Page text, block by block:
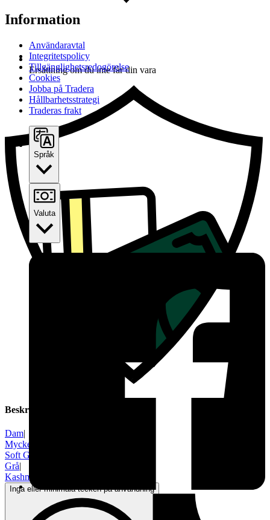
Ersättning om du inte får din vara
Beskrivning
Dam|
Mycket gott skick
Soft Goat
Grå|
Kashmir
Inga eller minimala tecken på användning
Information
Användaravtal
Integritetspolicy
Tillgänglighetsredogörelse
Cookies
Jobba på Tradera
Hållbarhetsstrategi
Traderas frakt
Språk
Valuta